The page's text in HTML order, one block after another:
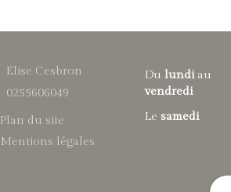
Elise Cesbron
0255606049
Plan du site
Mentions légales
Du lundiau
vendredi
Le samedi